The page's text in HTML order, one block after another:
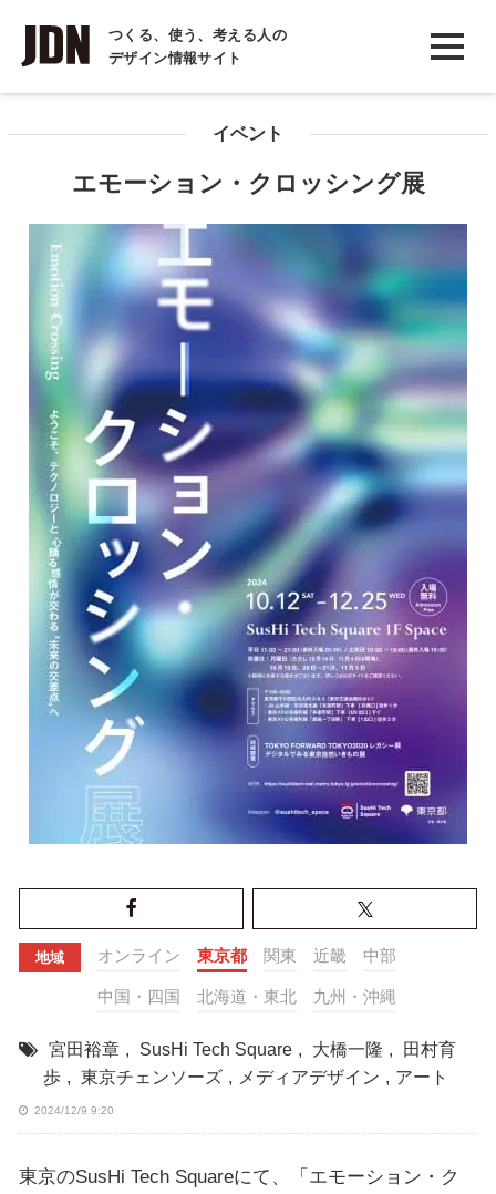
つくる、使う、考える人の
デザイン情報サイト
INTERVIEW
インタビュー
イベント
エモーション・クロッシング展
地域 オンライン 東京都 関東 近畿 中部
中国・四国 北海道・東北 九州・沖縄
宮田裕章 , SusHi Tech Square , 大橋一隆 ,
田村育
歩 , 東京チェンソーズ , メディアデザイン , アート
2024/12/9 9:20
東京のSusHi Tech Squareにて、「エモーション・ク